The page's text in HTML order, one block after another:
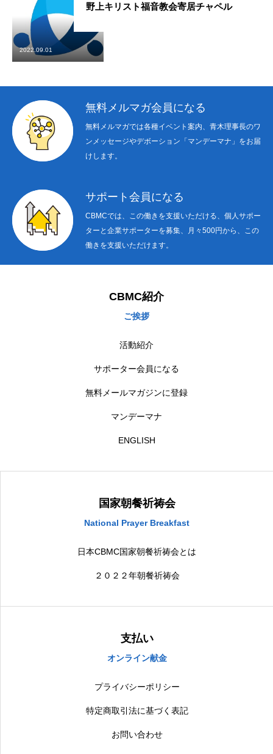
〒 101-0062 東京都千代田区神田駿河台2-1
野上キリスト福音教会寄居チャペル
2022.09.01
無料メルマガ会員になる
無料メルマガでは各種イベント案内、青木理事長のワ
ンメッセージやデボーション「マンデーマナ」をお届
けします。
サポート会員になる
CBMCでは、この働きを支援いただける、個人サポー
ターと企業サポーターを募集、月々500円から、この
働きを支援いただけます。
CBMC紹介
ご挨拶
活動紹介
サポーター会員になる
無料メールマガジンに登録
マンデーマナ
ENGLISH
国家朝餐祈祷会
National Prayer Breakfast
日本CBMC国家朝餐祈祷会とは
２０２２年朝餐祈祷会
支払い
オンライン献金
プライバシーポリシー
特定商取引法に基づく表記
お問い合わせ